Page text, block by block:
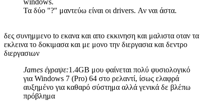
Τα δύο "?" μαντεύω είναι οι drivers. Αν ναι άστα.
δες συνημμενο to εκανα και απο εκκινηση και μαλιστα οταν τα
εκλεινα το δοκιμασα και με μονο την διεργασια και δεντρο
διεργασιων
James έγραψε:1.4GB μου φαίνεται πολύ φυσιολογικό
για Windows 7 (Pro) 64 στο ρελαντί, ίσως ελαφρά
αυξημένο για καθαρό σύστημα αλλά γενικά δε βλέπω
πρόβλημα